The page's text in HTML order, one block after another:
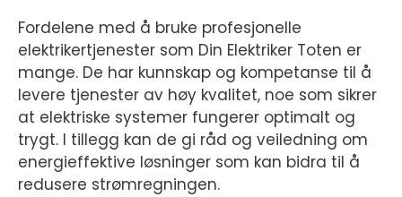
Fordelene med å bruke profesjonelle
elektrikertjenester som Din Elektriker Toten er
mange. De har kunnskap og kompetanse til å
levere tjenester av høy kvalitet, noe som sikrer
at elektriske systemer fungerer optimalt og
trygt. I tillegg kan de gi råd og veiledning om
energieffektive løsninger som kan bidra til å
redusere strømregningen.